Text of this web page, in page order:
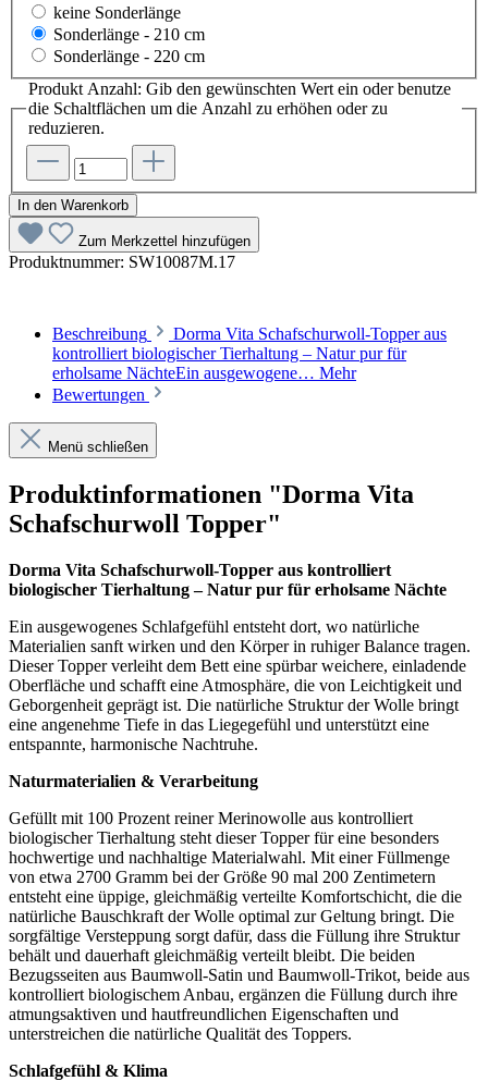
keine Sonderlänge
Sonderlänge - 210 cm
Sonderlänge - 220 cm
Produkt Anzahl: Gib den gewünschten Wert ein oder benutze
die Schaltflächen um die Anzahl zu erhöhen oder zu
reduzieren.
In den Warenkorb
Zum Merkzettel hinzufügen
Produktnummer: SW10087M.17
Beschreibung
Dorma Vita Schafschurwoll-Topper aus
kontrolliert biologischer Tierhaltung – Natur pur für
erholsame NächteEin ausgewogene… Mehr
Bewertungen
Menü schließen
Produktinformationen "Dorma Vita
Schafschurwoll Topper"
Dorma Vita Schafschurwoll-Topper aus kontrolliert
biologischer Tierhaltung – Natur pur für erholsame Nächte
Ein ausgewogenes Schlafgefühl entsteht dort, wo natürliche
Materialien sanft wirken und den Körper in ruhiger Balance tragen.
Dieser Topper verleiht dem Bett eine spürbar weichere, einladende
Oberfläche und schafft eine Atmosphäre, die von Leichtigkeit und
Geborgenheit geprägt ist. Die natürliche Struktur der Wolle bringt
eine angenehme Tiefe in das Liegegefühl und unterstützt eine
entspannte, harmonische Nachtruhe.
Naturmaterialien & Verarbeitung
Gefüllt mit 100 Prozent reiner Merinowolle aus kontrolliert
biologischer Tierhaltung steht dieser Topper für eine besonders
hochwertige und nachhaltige Materialwahl. Mit einer Füllmenge
von etwa 2700 Gramm bei der Größe 90 mal 200 Zentimetern
entsteht eine üppige, gleichmäßig verteilte Komfortschicht, die die
natürliche Bauschkraft der Wolle optimal zur Geltung bringt. Die
sorgfältige Versteppung sorgt dafür, dass die Füllung ihre Struktur
behält und dauerhaft gleichmäßig verteilt bleibt. Die beiden
Bezugsseiten aus Baumwoll-Satin und Baumwoll-Trikot, beide aus
kontrolliert biologischem Anbau, ergänzen die Füllung durch ihre
atmungsaktiven und hautfreundlichen Eigenschaften und
unterstreichen die natürliche Qualität des Toppers.
Schlafgefühl & Klima